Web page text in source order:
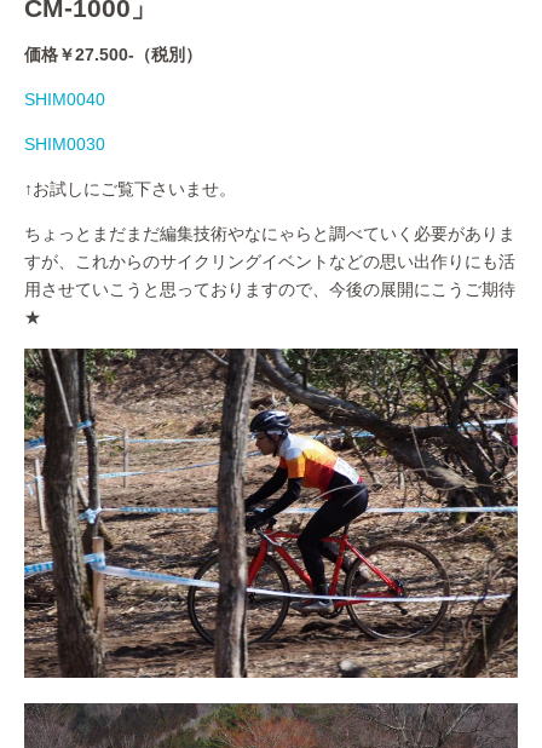
CM-1000」
価格￥27.500-（税別）
SHIM0040
SHIM0030
↑お試しにご覧下さいませ。
ちょっとまだまだ編集技術やなにゃらと調べていく必要がありま
すが、これからのサイクリングイベントなどの思い出作りにも活
用させていこうと思っておりますので、今後の展開にこうご期待
★